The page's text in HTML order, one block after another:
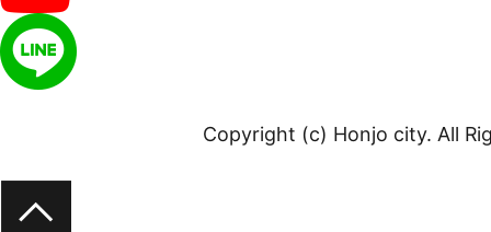
Copyright (c) Honjo city. All